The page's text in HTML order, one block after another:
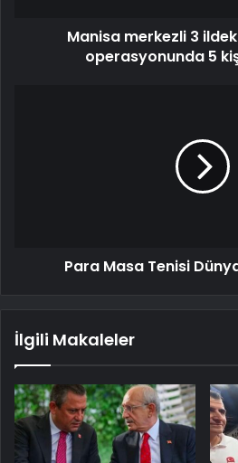
Manisa merkezli 3 ildeki
operasyonunda 5
Para Masa Tenisi
İlgili Makaleler